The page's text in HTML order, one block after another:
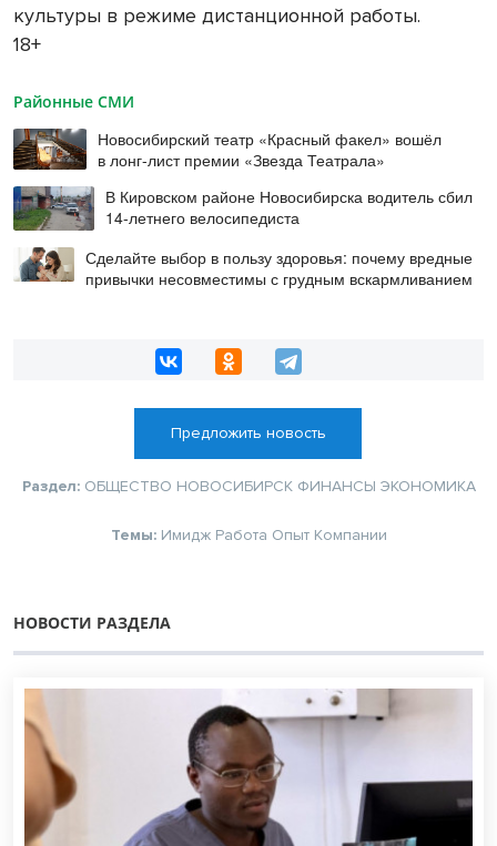
культуры в режиме дистанционной работы.
18+
Районные СМИ
Новосибирский театр «Красный факел» вошёл
в лонг-лист премии «Звезда Театрала»
В Кировском районе Новосибирска водитель сбил
14-летнего велосипедиста
Сделайте выбор в пользу здоровья: почему вредные
привычки несовместимы с грудным вскармливанием
Предложить новость
Раздел: ОБЩЕСТВО НОВОСИБИРСК ФИНАНСЫ ЭКОНОМИКА
Темы: Имидж Работа Опыт Компании
НОВОСТИ РАЗДЕЛА